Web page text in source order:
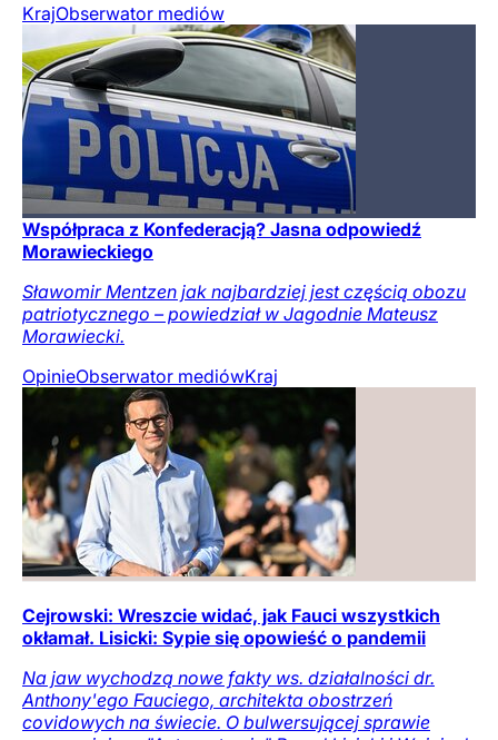
KrajObserwator mediów
Współpraca z Konfederacją? Jasna odpowiedź
Morawieckiego
Sławomir Mentzen jak najbardziej jest częścią obozu
patriotycznego – powiedział w Jagodnie Mateusz
Morawiecki.
OpinieObserwator mediówKraj
Cejrowski: Wreszcie widać, jak Fauci wszystkich
okłamał. Lisicki: Sypie się opowieść o pandemii
Na jaw wychodzą nowe fakty ws. działalności dr.
Anthony'ego Fauciego, architekta obostrzeń
covidowych na świecie. O bulwersującej sprawie